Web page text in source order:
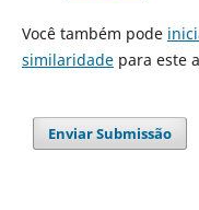
Você também pode
similaridadepara este
Enviar Submissão